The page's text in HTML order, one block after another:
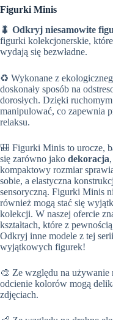
Figurki Minis
🐛 Odkryj niesamowite
figurki kolekcjonerskie,
wydają się bezwładne.
♻️ Wykonane z
doskonały sposób na
dorosłych. Dzięki
manipulować, co zapewnia
relaksu.
🎒 Figurki Minis to urocze,
się zarówno jako dekoracja
kompaktowy rozmiar
sobie, a elastyczna
sensoryczną. Figurki Minis
również mogą stać się
kolekcji. W naszej ofercie
kształtach, które z
Odkryj inne modele z tej
wyjątkowych figurek!
🎨 Ze względu na używanie
odcienie kolorów mogą
zdjęciach.